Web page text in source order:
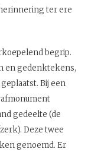
ter ere
begrip.
en gedenktekens,
Bij een
gedeelte (de
Deze twee
genoemd. Er